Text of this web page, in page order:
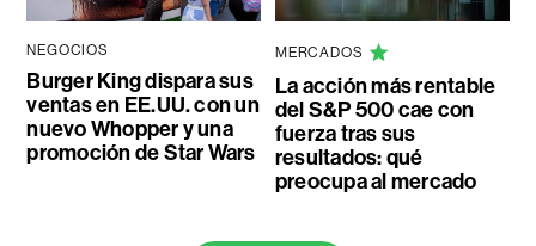
NEGOCIOS
Burger King dispara sus
ventas en EE.UU. con un
nuevo Whopper y una
promoción de Star Wars
MERCADOS
La acción más rentable
del S&P 500 cae con
fuerza tras sus
resultados: qué
preocupa al mercado